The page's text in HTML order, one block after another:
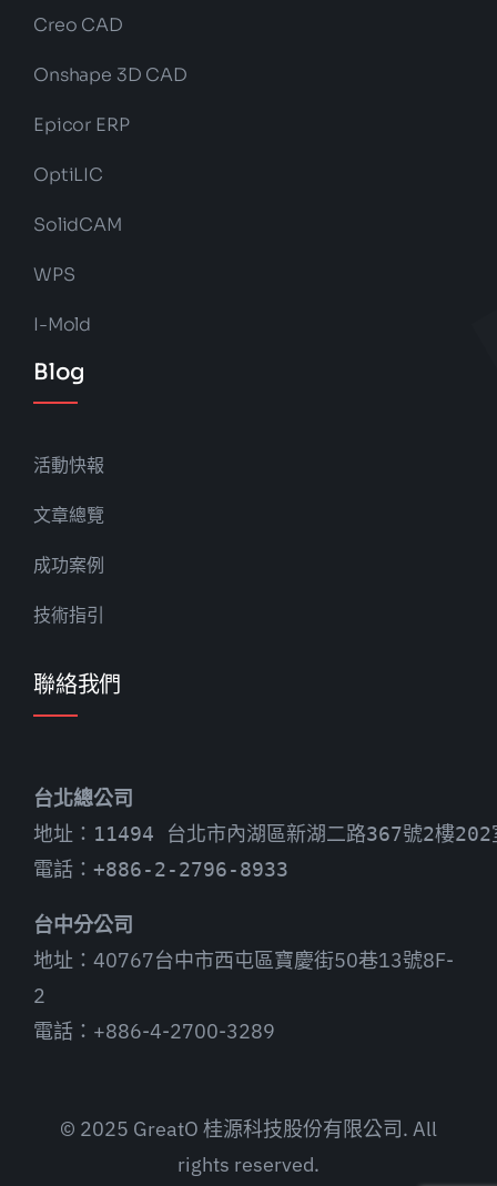
Creo CAD
Onshape 3D CAD
Epicor ERP
OptiLIC
SolidCAM
WPS
I-Mold
Blog
活動快報
文章總覽
成功案例
技術指引
聯絡我們
台北總公司
地址：11494 台北市內湖區新湖二路367號2樓202
電話：+886-2-2796-8933
台中分公司
地址：40767台中市西屯區寶慶街50巷13號8F-
2
電話：+886-4-2700-3289
© 2025 GreatO 桂源科技股份有限公司. All
rights reserved.